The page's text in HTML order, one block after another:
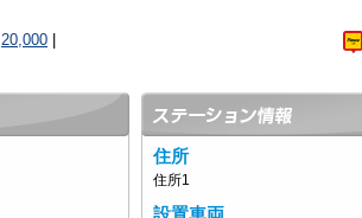
20,000
住所
住所1